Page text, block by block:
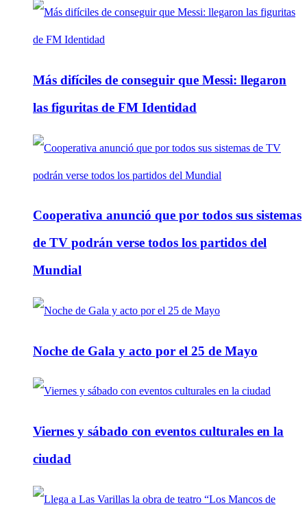
Más difíciles de conseguir que Messi: llegaron
las figuritas de FM Identidad
Cooperativa anunció que por todos sus sistemas
de TV podrán verse todos los partidos del
Mundial
Noche de Gala y acto por el 25 de Mayo
Viernes y sábado con eventos culturales en la
ciudad